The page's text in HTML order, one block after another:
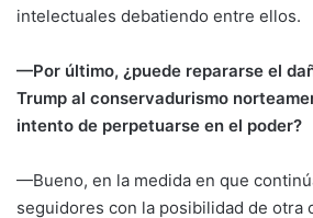
intelectuales debatiendo entre ellos.
—Por último, ¿puede repararse el
Trump al conservadurismo
intento de perpetuarse en el poder?
—Bueno, en la medida en que
seguidores con la posibilidad de otra